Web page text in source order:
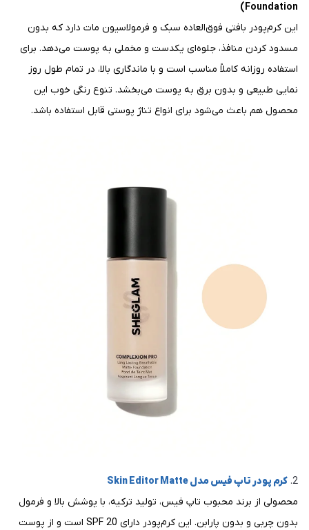
Foundation)
این کرم‌پودر بافتی فوق‌العاده سبک و فرمولاسیون مات دارد که بدون
مسدود کردن منافذ، جلوه‌ای یکدست و مخملی به پوست می‌دهد. برای
استفاده روزانه کاملاً مناسب است و با ماندگاری بالا، در تمام طول روز
نمایی طبیعی و بدون برق به پوست می‌بخشد. تنوع رنگی خوب این
محصول هم باعث می‌شود برای انواع تناژ پوستی قابل استفاده باشد.
2. کرم پودر تاپ فیس مدل Skin Editor Matte
محصولی از برند محبوب تاپ فیس، تولید ترکیه، با پوشش بالا و فرمول
بدون چربی و بدون پارابن. این کرم‌پودر دارای SPF 20 است و از پوست